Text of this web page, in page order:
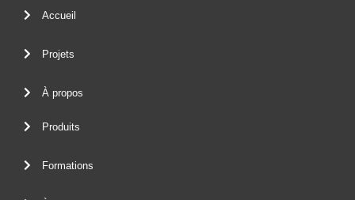
Accueil
Projets
À propos
Produits
Formations